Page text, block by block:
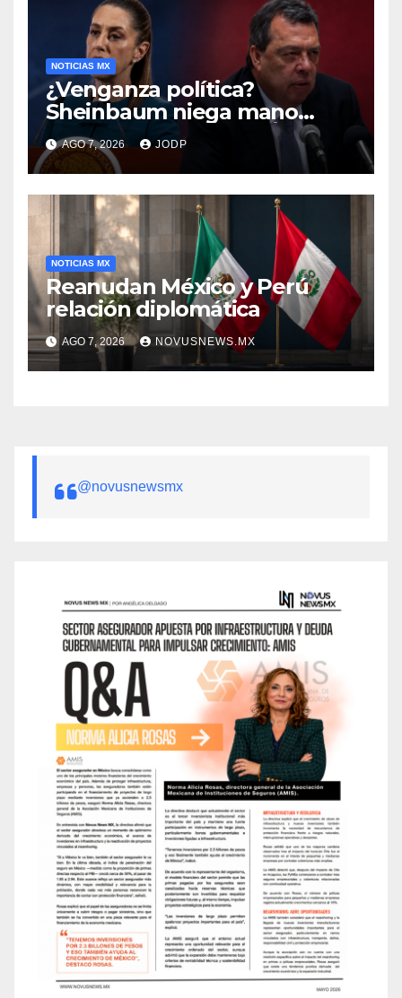
NOTICIAS MX
¿Venganza política?
Sheinbaum niega mano
negra en captura de Ángel
Aguirre
AGO 7, 2026 JODP
NOTICIAS MX
Reanudan México y Perú
relación diplomática
AGO 7, 2026 NOVUSNEWS.MX
@novusnewsmx